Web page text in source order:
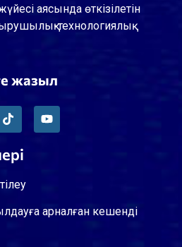
аясында өткізілетін
технологиялық
жазыл
арналған кешенді